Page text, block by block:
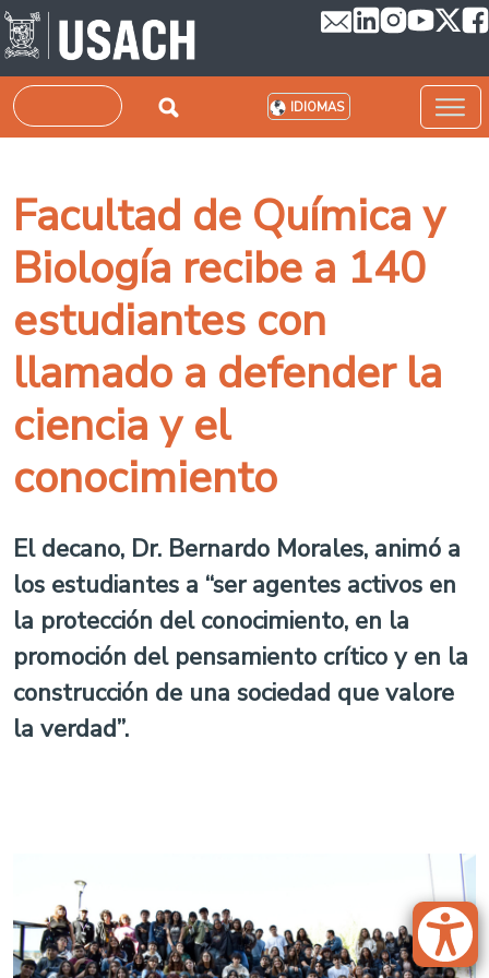
Pasar al contenido principal
Buscar IDIOMAS
Facultad de Química y
Biología recibe a 140
estudiantes con
llamado a defender la
ciencia y el
conocimiento
El decano, Dr. Bernardo Morales, animó a
los estudiantes a “ser agentes activos en
la protección del conocimiento, en la
promoción del pensamiento crítico y en la
construcción de una sociedad que valore
la verdad”.